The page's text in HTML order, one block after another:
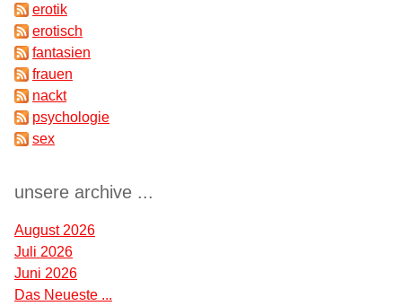
erotik
erotisch
fantasien
frauen
nackt
psychologie
sex
unsere archive ...
August 2026
Juli 2026
Juni 2026
Das Neueste ...